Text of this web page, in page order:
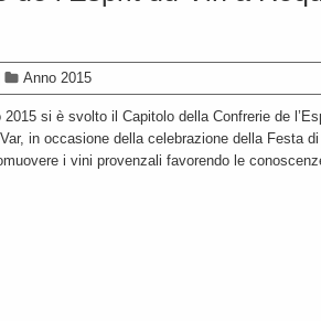
Anno 2015
si è svolto il Capitolo della Confrerie de
in occasione della celebrazione della Festa
i vini provenzali favorendo le